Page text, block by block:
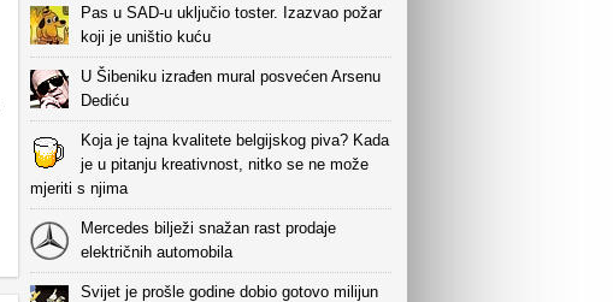
Pas u SAD-u uključio toster. Izazvao požar
koji je uništio kuću
U Šibeniku izrađen mural posvećen Arsenu
Dediću
Koja je tajna kvalitete belgijskog piva? Kada
je u pitanju kreativnost, nitko se ne može
mjeriti s njima
Mercedes bilježi snažan rast prodaje
električnih automobila
Svijet je prošle godine dobio gotovo milijun